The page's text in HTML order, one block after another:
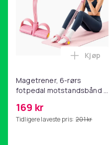
Magetrener, 6-rørs
fotpedal motstandsbånd -
yoga og
hjemmegymnastikk Pink
169 kr
Tidligere laveste pris: 201 kr
Legg
Kjøp